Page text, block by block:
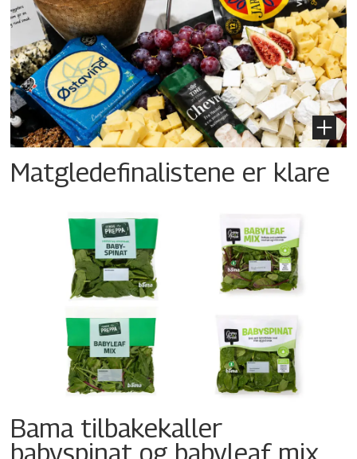
Matgledefinalistene er klare
Bama tilbakekaller
babyspinat og babyleaf mix